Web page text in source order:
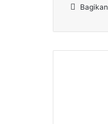
Bagikan